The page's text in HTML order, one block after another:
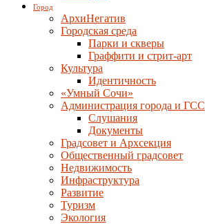
Город
АрхиНегатив
Городская среда
Парки и скверы
Граффити и стрит-арт
Культура
Идентичность
«Умный Сочи»
Администрация города и ГСС
Слушания
Документы
Градсовет и Архсекция
Общественный градсовет
Недвижимость
Инфраструктура
Развитие
Туризм
Экология